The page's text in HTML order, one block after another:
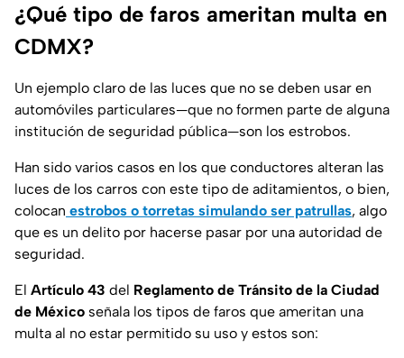
¿Qué tipo de faros ameritan multa en
CDMX?
Un ejemplo claro de las luces que no se deben usar en
automóviles particulares—que no formen parte de alguna
institución de seguridad pública—son los estrobos.
Han sido varios casos en los que conductores alteran las
luces de los carros con este tipo de aditamientos, o bien,
colocan estrobos o torretas simulando ser patrullas, algo
que es un delito por hacerse pasar por una autoridad de
seguridad.
El Artículo 43 del Reglamento de Tránsito de la Ciudad
de México señala los tipos de faros que ameritan una
multa al no estar permitido su uso y estos son: